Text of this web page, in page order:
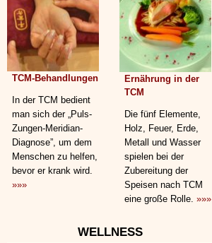
TCM-Behandlungen
In der TCM bedient
man sich der „Puls-
Zungen-Meridian-
Diagnose”, um dem
Menschen zu helfen,
bevor er krank wird.
»»»
Ernährung in der
TCM
Die fünf Elemente,
Holz, Feuer, Erde,
Metall und Wasser
spielen bei der
Zubereitung der
Speisen nach TCM
eine große Rolle. »»»
WELLNESS